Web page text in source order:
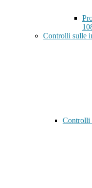
Controlli sulle
Controlli